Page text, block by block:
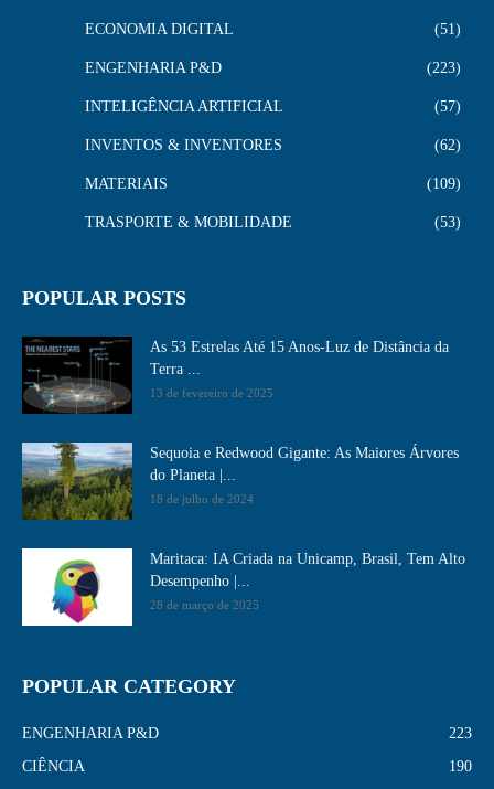
ECONOMIA DIGITAL 51
ENGENHARIA P&D 223
INTELIGÊNCIA ARTIFICIAL 57
INVENTOS & INVENTORES 62
MATERIAIS 109
TRASPORTE & MOBILIDADE 53
POPULAR POSTS
As 53 Estrelas Até 15 Anos-Luz de Distância da
Terra ...
13 de fevereiro de 2025
Sequoia e Redwood Gigante: As Maiores Árvores
do Planeta |...
18 de julho de 2024
Maritaca: IA Criada na Unicamp, Brasil, Tem Alto
Desempenho​ |...
28 de março de 2025
POPULAR CATEGORY
ENGENHARIA P&D
223
CIÊNCIA
190